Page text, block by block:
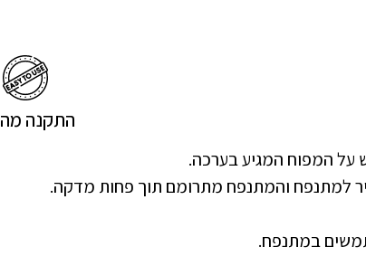
התקנה
המפוח המגיע בערכה.
למתנפח והמתנפח מתרומם תוך פחות מדקה.
במתנפח.